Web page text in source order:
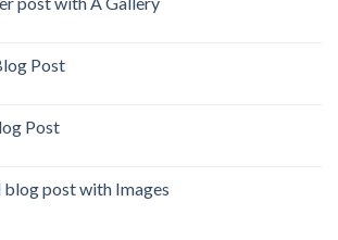
Post
Post
blog post with Images